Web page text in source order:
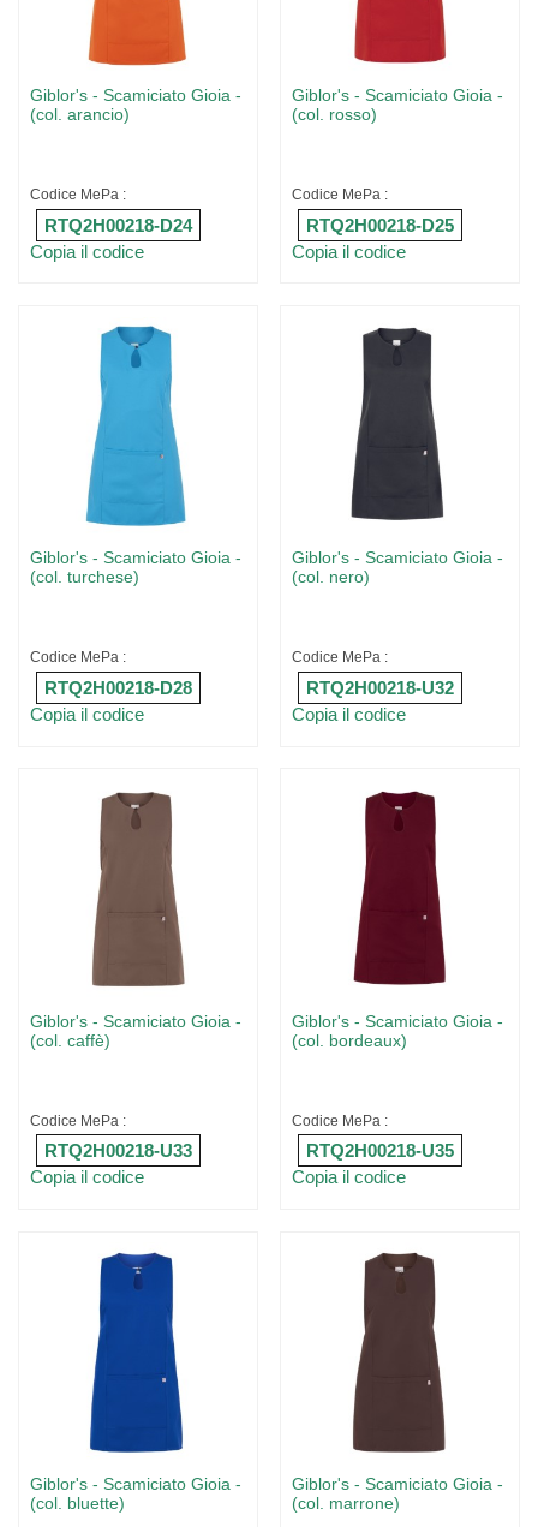
Giblor's - Scamiciato Gioia -
(col. arancio)
Codice MePa :
RTQ2H00218-D24
Copia il codice
Giblor's - Scamiciato Gioia -
(col. rosso)
Codice MePa :
RTQ2H00218-D25
Copia il codice
Giblor's - Scamiciato Gioia -
(col. turchese)
Codice MePa :
RTQ2H00218-D28
Copia il codice
Giblor's - Scamiciato Gioia -
(col. nero)
Codice MePa :
RTQ2H00218-U32
Copia il codice
Giblor's - Scamiciato Gioia -
(col. caffè)
Codice MePa :
RTQ2H00218-U33
Copia il codice
Giblor's - Scamiciato Gioia -
(col. bordeaux)
Codice MePa :
RTQ2H00218-U35
Copia il codice
Giblor's - Scamiciato Gioia -
(col. bluette)
Giblor's - Scamiciato Gioia -
(col. marrone)